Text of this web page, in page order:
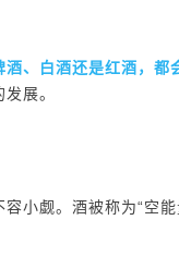
酒、白酒还是红酒，都
展。
容小觑。酒被称为“空